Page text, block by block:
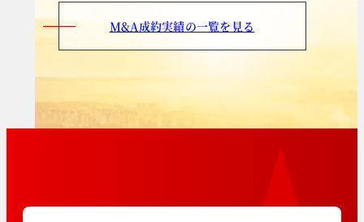
M&A成約実績の一覧を見る